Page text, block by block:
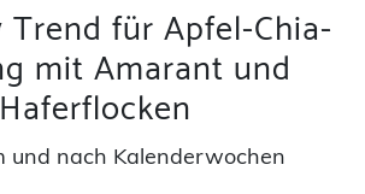
für Apfel-Chia-
mit Amarant und
Haferflocken
und nach Kalenderwochen